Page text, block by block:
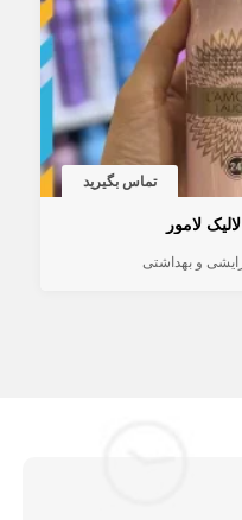
تماس بگیرید
لامور
و بهداشتی